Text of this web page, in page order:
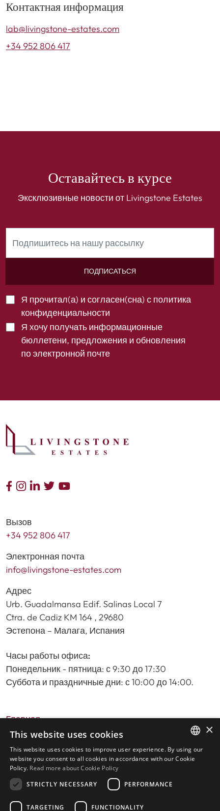
Контактная информация
lab@livingstone-estates.com
+34 952 806 417
Оставайтесь в курсе
Эксклюзивные новости от Livingstone Estates
ПОДПИСАТЬСЯ
Я прочитал(а) и согласен(сна) с политика
конфиденциальности
Я хочу получать информационные
бюллетени, предложения и обновления
по электронной почте
Вызов
+34 952 806 417
Электронная почта
info@livingstone-estates.com
Адрес
Urb. Guadalmansa Edif. Salinas Local 7
Ctra. de Cadiz KM 164 , 29680
Эстепона – Малага, Испания
Часы работы офиса:
Понедельник - пятница: с 9:30 до 17:30
Суббота и праздничные дни: с 10:00 до 14:00.
Главная
Поиск недвижимости
Пожалуйста, оставьте отзыв о нас
политика конфиденциальности
Политика использования файлов cookie
ENGLISH
×
This website uses cookies
This website uses cookies to improve user experience. By using our
website you consent to all cookies in accordance with our Cookie
Policy. Read more about Cookie Policy
STRICTLY NECESSARY
PERFORMANCE
TARGETING FUNCTIONALITY